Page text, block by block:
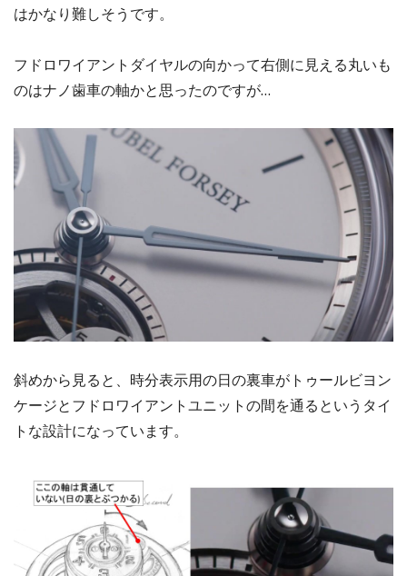
はかなり難しそうです。
フドロワイアントダイヤルの向かって右側に見える丸いも
のはナノ歯車の軸かと思ったのですが…
斜めから見ると、時分表示用の日の裏車がトゥールビヨン
ケージとフドロワイアントユニットの間を通るというタイ
トな設計になっています。